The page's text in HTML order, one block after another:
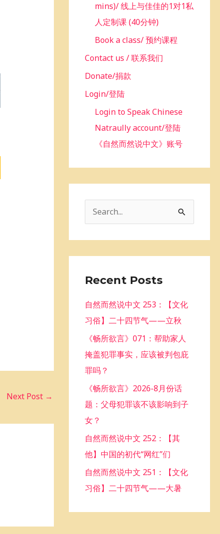
Next Post →
mins)/ 线上与佳佳的1对1私
人定制课 (40分钟)
Book a class/ 预约课程
Contact us / 联系我们
Donate/捐款
Login/登陆
Login to Speak Chinese
Natraully account/登陆
《自然而然说中文》账号
c
f
o
:
Recent Posts
自然而然说中文 253：【文化
习俗】二十四节气——立秋
《畅所欲言》071：帮助家人
掩盖犯罪事实，应该被判包庇
罪吗？
《畅所欲言》2026-8月份话
题：父母犯罪该不该影响到子
女？
自然而然说中文 252：【其
他】中国的初代“网红”们
自然而然说中文 251：【文化
习俗】二十四节气——大暑